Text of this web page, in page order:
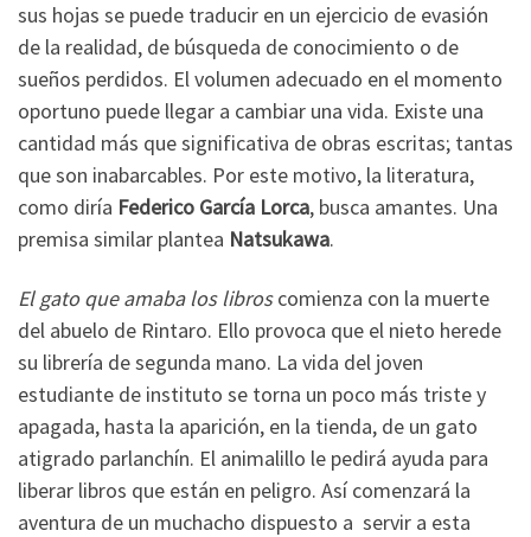
sus hojas se puede traducir en un ejercicio de evasión
de la realidad, de búsqueda de conocimiento o de
sueños perdidos. El volumen adecuado en el momento
oportuno puede llegar a cambiar una vida. Existe una
cantidad más que significativa de obras escritas; tantas
que son inabarcables. Por este motivo, la literatura,
como diría Federico García Lorca, busca amantes. Una
premisa similar plantea Natsukawa.
El gato que amaba los libroscomienza con la muerte
del abuelo de Rintaro. Ello provoca que el nieto herede
su librería de segunda mano. La vida del joven
estudiante de instituto se torna un poco más triste y
apagada, hasta la aparición, en la tienda, de un gato
atigrado parlanchín. El animalillo le pedirá ayuda para
liberar libros que están en peligro. Así comenzará la
aventura de un muchacho dispuesto a servir a esta